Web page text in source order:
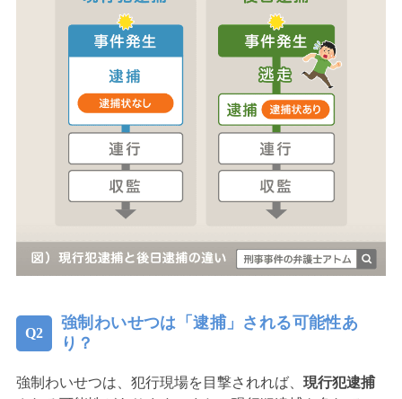
強制わいせつは「逮捕」される可能性あ
り？
強制わいせつは、犯行現場を目撃されれば、 現行犯逮捕